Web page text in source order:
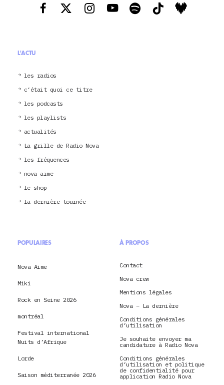
L'ACTU
les radios
c’était quoi ce titre
les podcasts
les playlists
actualités
La grille de Radio Nova
les fréquences
nova aime
le shop
la dernière tournée
POPULAIRES
Nova Aime
Miki
Rock en Seine 2026
montréal
Festival international
Nuits d’Afrique
Lorde
Saison méditerranée 2026
À PROPOS
Contact
Nova crew
Mentions légales
Nova – La dernière
Conditions générales
d’utilisation
Je souhaite envoyer ma
candidature à Radio Nova
Conditions générales
d’utilisation et politique
de confidentialité pour
application Radio Nova